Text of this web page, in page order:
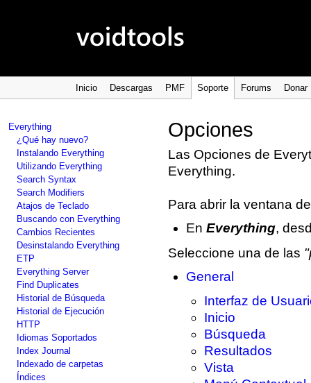
Inicio Descargas PMF Soporte Forums Donar
Everything
¿Qué hay nuevo?
Instalando Everything
Utilizando Everything
Search Syntax
Search Modifiers
Atajos de Teclado
Buscando con Everything
Cambios Recientes
Desinstalando Everything
ETP
Everything Server
Find Duplicates
Historial de Búsqueda
Historial de Ejecución
HTTP
Idiomas Soportados
Index Journal
Indexado de carpetas
Índices
Opciones
Las Opciones de
Everything.
Para abrir la ventana
En Everything,
Seleccione una de las
General
Interfaz de
Inicio
Búsqueda
Resultados
Vista